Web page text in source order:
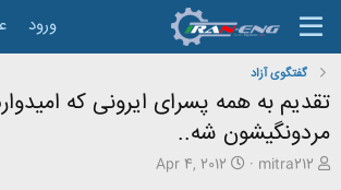
ورود
گفتگوی آزاد
تقدیم به همه پسرای ایرونی که
مردونگیشون شه..
ش
mitra212
تApr 4, 2012